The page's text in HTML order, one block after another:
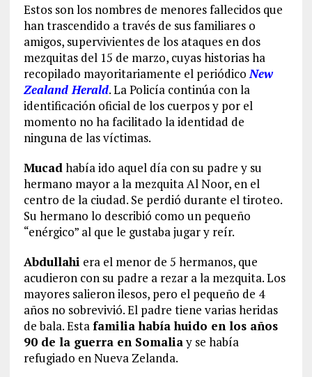
Estos son los nombres de menores fallecidos que
han trascendido a través de sus familiares o
amigos, supervivientes de los ataques en dos
mezquitas del 15 de marzo, cuyas historias ha
recopilado mayoritariamente el periódicoNew
Zealand Herald. La Policía continúa con la
identificación oficial de los cuerpos y por el
momento no ha facilitado la identidad de
ninguna de las víctimas.
Mucadhabía ido aquel día con su padre y su
hermano mayor a la mezquita Al Noor, en el
centro de la ciudad. Se perdió durante el tiroteo.
Su hermano lo describió como un pequeño
“enérgico” al que le gustaba jugar y reír.
Abdullahi era el menor de 5 hermanos, que
acudieron con su padre a rezar a la mezquita. Los
mayores salieron ilesos, pero el pequeño de 4
años no sobrevivió. El padre tiene varias heridas
de bala. Estafamilia había huido en los años
90 de la guerra en Somaliay se había
refugiado en Nueva Zelanda.